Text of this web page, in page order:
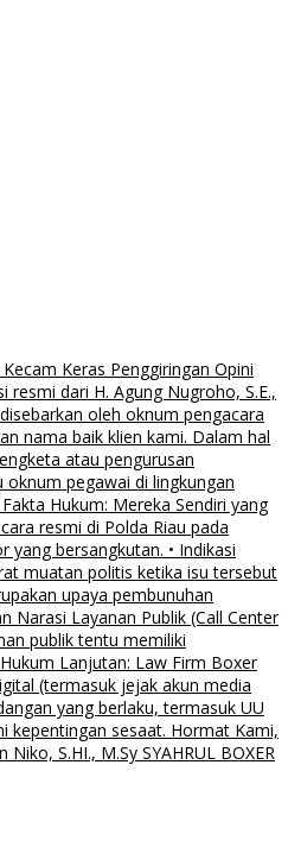
Keras Penggiringan Opini
dari H. Agung Nugroho, S.E.,
oleh oknum pengacara
nama baik klien kami. Dalam hal
atau pengurusan
pegawai di lingkungan
Hukum: Mereka Sendiri yang
resmi di Polda Riau pada
bersangkutan. • Indikasi
muatan politis ketika isu tersebut
upaya pembunuhan
Narasi Layanan Publik (Call Center
publik tentu memiliki
Lanjutan: Law Firm Boxer
(termasuk jejak akun media
yang berlaku, termasuk UU
kepentingan sesaat. Hormat Kami,
S.HI., M.Sy SYAHRUL BOXER